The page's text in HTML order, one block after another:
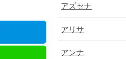
アズセナ
アリサ
アンナ